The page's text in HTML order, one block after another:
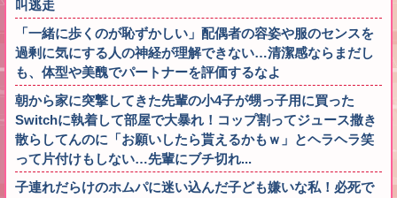
叫逃走
「一緒に歩くのが恥ずかしい」配偶者の容姿や服のセンスを
過剰に気にする人の神経が理解できない…清潔感ならまだし
も、体型や美醜でパートナーを評価するなよ
朝から家に突撃してきた先輩の小4子が甥っ子用に買った
Switchに執着して部屋で大暴れ！コップ割ってジュース撒き
散らしてんのに「お願いしたら貰えるかもｗ」とヘラヘラ笑
って片付けもしない…先輩にブチ切れ...
子連れだらけのホムパに迷い込んだ子ども嫌いな私！必死で